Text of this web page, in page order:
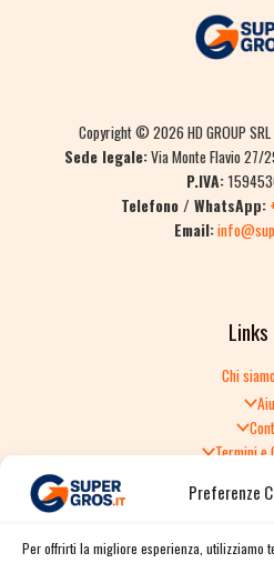
Preferenze
Per offrirti la migliore esperienza, utilizziamo
Copyright © 2026 HD GROUP
Sede legale:Via Monte Flavio 27/
P.IVA:
Telefono / WhatsApp:
Email:
Links
Chi
Termini e